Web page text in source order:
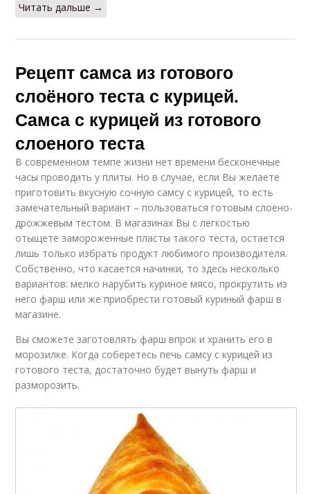
Читать дальше →
Рецепт самса из готового
слоёного теста с курицей.
Самса с курицей из готового
слоеного теста
В современном темпе жизни нет времени бесконечные
часы проводить у плиты. Но в случае, если Вы желаете
приготовить вкусную сочную самсу с курицей, то есть
замечательный вариант – пользоваться готовым слоено-
дрожжевым тестом. В магазинах Вы с легкостью
отыщете замороженные пласты такого теста, остается
лишь только избрать продукт любимого производителя.
Собственно, что касается начинки, то здесь несколько
вариантов: мелко нарубить куриное мясо, прокрутить из
него фарш или же приобрести готовый куриный фарш в
магазине.
Вы сможете заготовлять фарш впрок и хранить его в
морозилке. Когда соберетесь печь самсу с курицей из
готового теста, достаточно будет вынуть фарш и
разморозить.